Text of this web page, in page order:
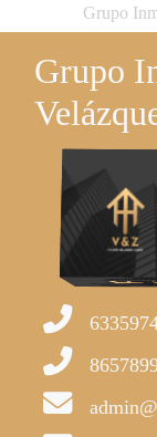
Grupo
Grupo